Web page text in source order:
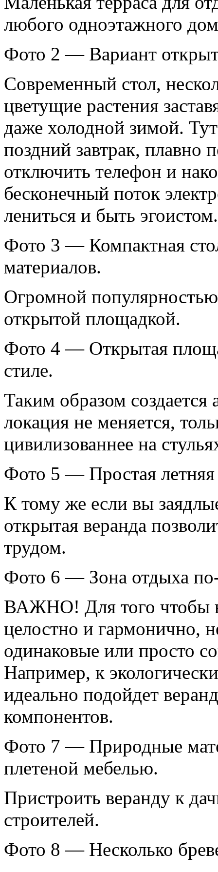
любого одноэтажного
Фото 2 — Вариант
Современный стол,
цветущие растения
даже холодной зимой.
поздний завтрак,
отключить телефон и
бесконечный поток
лениться и быть эгоистом.
Фото 3 — Компактная
материалов.
Огромной
открытой площадкой.
Фото 4 — Открытая
стиле.
Таким образом
локация не меняется,
цивилизованнее на
Фото 5 — Простая летняя
К тому же если вы
открытая веранда
трудом.
Фото 6 — Зона отдыха
ВАЖНО! Для того чтобы
целостно и гармонично,
одинаковые или просто
Например, к
идеально подойдет
компонентов.
Фото 7 — Природные
плетеной мебелью.
Пристроить веранду к
строителей.
Фото 8 — Несколько